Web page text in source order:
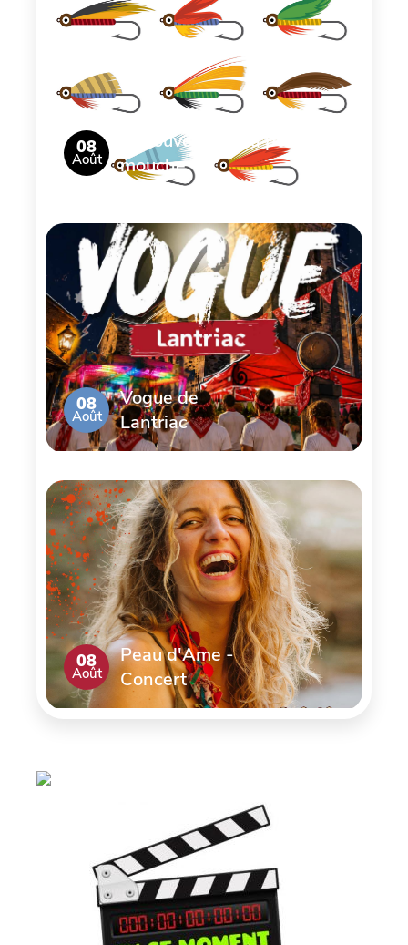
08
Août
Découverte de la pêche à la
mouche
08
Août
Vogue de
Lantriac
08
Août
Peau d'Ame -
Concert